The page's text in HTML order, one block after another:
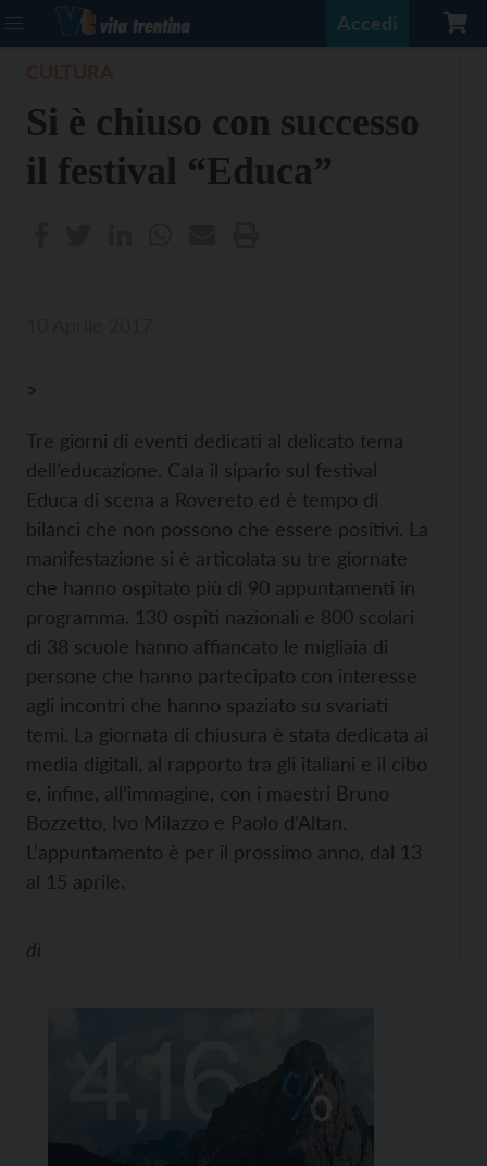
Accedi
Si è chiuso con successo
il festival “Educa”
>
Tre giorni di eventi dedicati al delicato tema
dell’educazione. Cala il sipario sul festival
Educa di scena a Rovereto ed è tempo di
bilanci che non possono che essere positivi. La
manifestazione si è articolata su tre giornate
che hanno ospitato più di 90 appuntamenti in
programma. 130 ospiti nazionali e 800 scolari
di 38 scuole hanno affiancato le migliaia di
persone che hanno partecipato con interesse
agli incontri che hanno spaziato su svariati
temi. La giornata di chiusura è stata dedicata ai
media digitali, al rapporto tra gli italiani e il cibo
e, infine, all’immagine, con i maestri Bruno
Bozzetto, Ivo Milazzo e Paolo d’Altan.
L’appuntamento è per il prossimo anno, dal 13
al 15 aprile.
di